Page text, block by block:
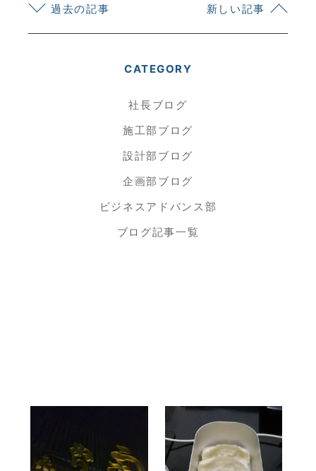
過去の記事 新しい記事
CATEGORY
社長ブログ
施工部ブログ
設計部ブログ
企画部ブログ
ビジネスアドバンス部
ブログ記事一覧